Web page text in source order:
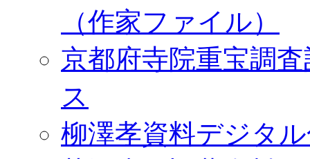
（作家ファイル）
京都府寺院重宝調
ス
柳澤孝資料デジタ